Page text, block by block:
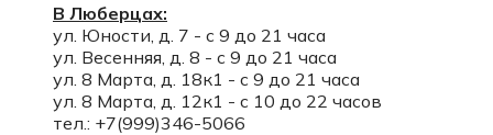
В Люберцах:
ул. Юности, д. 7 - с 9 до 21 часа
ул. Весенняя, д. 8 - с 9 до 21 часа
ул. 8 Марта, д. 18к1 - с 9 до 21 часа
ул. 8 Марта, д. 12к1 - с 10 до 22 часов
тел.: +7(999)346-5066